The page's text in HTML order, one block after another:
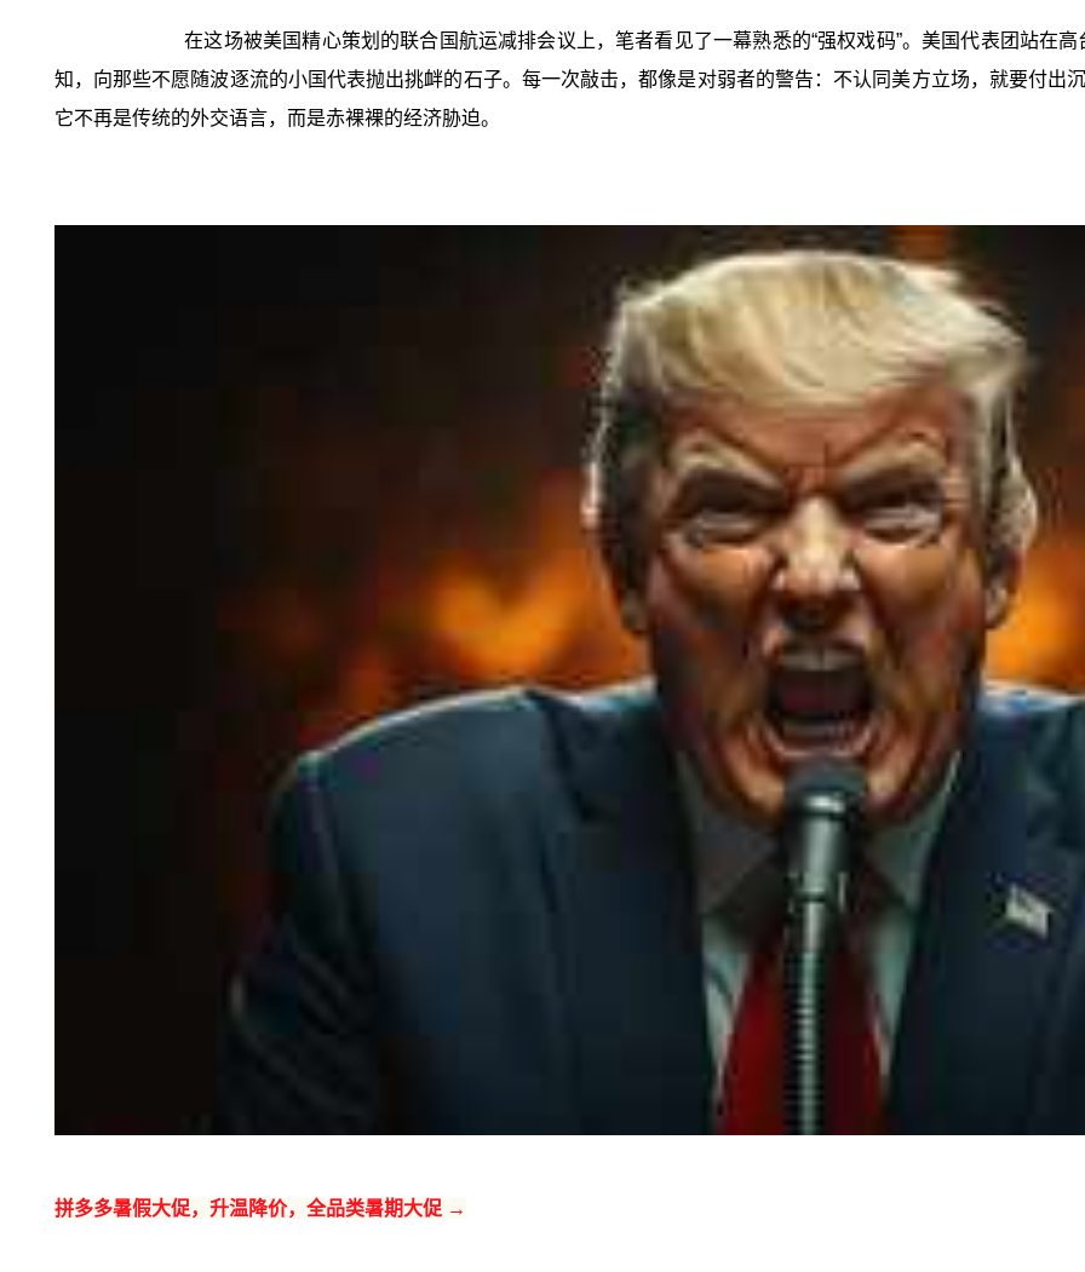
在这场被美国精心策划的联合国航运减排会议上，笔者看见了一幕熟悉的“强权戏码”。美国代表团站在
知，向那些不愿随波逐流的小国代表抛出挑衅的石子。每一次敲击，都像是对弱者的警告：不认同美方立场，就要付
它不再是传统的外交语言，而是赤裸裸的经济胁迫。
拼多多暑假大促，升温降价，全品类暑期大促 →